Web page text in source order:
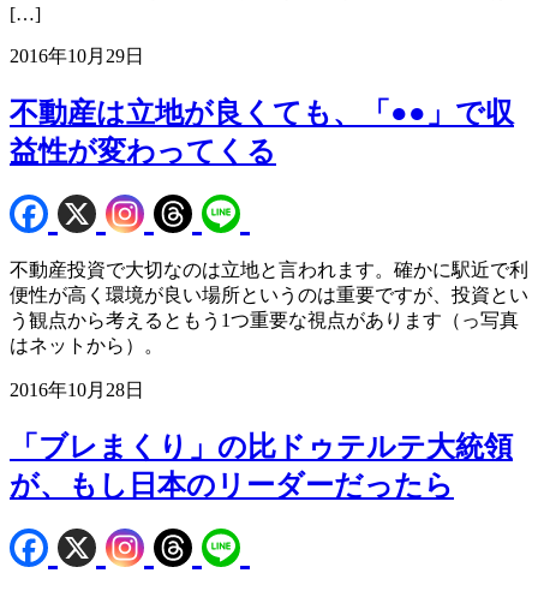
[…]
2016年10月29日
不動産は立地が良くても、「●●」で収
益性が変わってくる
不動産投資で大切なのは立地と言われます。確かに駅近で利
便性が高く環境が良い場所というのは重要ですが、投資とい
う観点から考えるともう1つ重要な視点があります（っ写真
はネットから）。
2016年10月28日
「ブレまくり」の比ドゥテルテ大統領
が、もし日本のリーダーだったら